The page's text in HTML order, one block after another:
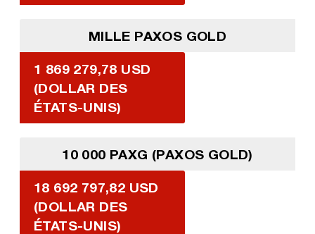
MILLE PAXOS GOLD
1 869 279,78 USD
(DOLLAR DES
ÉTATS-UNIS)
10 000 PAXG (PAXOS GOLD)
18 692 797,82 USD
(DOLLAR DES
ÉTATS-UNIS)